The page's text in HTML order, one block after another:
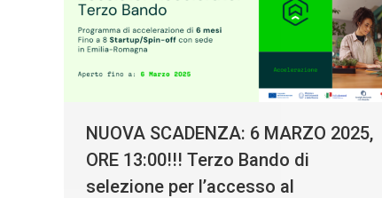
NUOVA SCADENZA: 6 MARZO 2025,
ORE 13:00!!! Terzo Bando di
selezione per l’accesso al